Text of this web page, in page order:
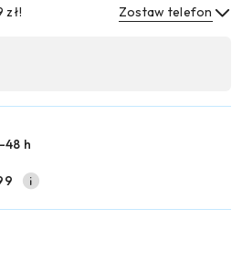
zł! Zostaw telefon
48 h